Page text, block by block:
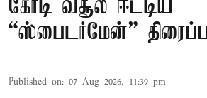
கோடி வசூல் ஈட்டிய
“ஸ்பைடர்மேன்”
Published on: 07 Aug 2026, 11:39 pm